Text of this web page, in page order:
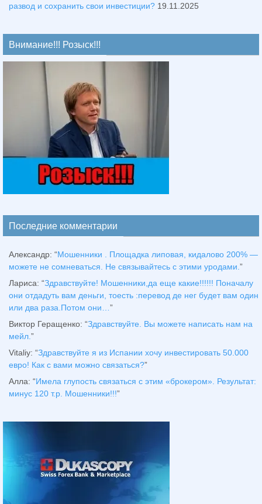
развод и сохранить свои инвестиции? 19.11.2025
Внимание!!! Розыск!!!
Последние комментарии
Александр: “Мошенники . Площадка липовая, кидалово 200% —
можете не сомневаться. Не связывайтесь с этими уродами.”
Лариса: “Здравствуйтe! Мошенники,да еще какие!!!!!! Поначалу
они отдадуть вам деньги, тоесть :перевод де нег будет вам один
или два раза.Потом они…”
Виктор Геращенко: “Здравствуйте. Вы можете написать нам на
мейл.”
Vitaliy: “Здравствуйте я из Испании хочу инвестировать 50.000
евро! Как с вами можно связаться?”
Алла: “Имела глупость связаться с этим «брокером». Результат:
минус 120 т.р. Мошенники!!!”